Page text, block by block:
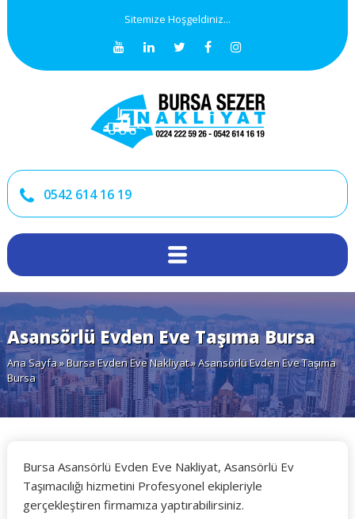
Sitemize Hoşgeldiniz...
0542 614 16 19
Asansörlü Evden Eve Taşıma Bursa
Ana Sayfa»Bursa Evden Eve Nakliyat» Asansörlü Evden Eve Taşıma
Bursa
Bursa Asansörlü Evden Eve Nakliyat, Asansörlü Ev
Taşımacılığı hizmetini Profesyonel ekipleriyle
gerçekleştiren firmamıza yaptırabilirsiniz.